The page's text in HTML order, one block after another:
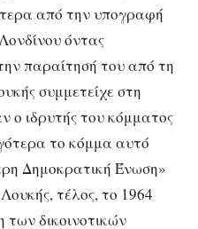
από την υπογραφή
όντας
παραίτησή του από τη
συμμετείχε στη
ο ιδρυτής του κόμματος
το κόμμα αυτό
Δημοκρατική Ένωση»
τέλος, το 1964
δικοινοτικών